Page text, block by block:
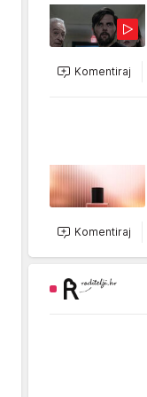
Komentiraj
Komentiraj